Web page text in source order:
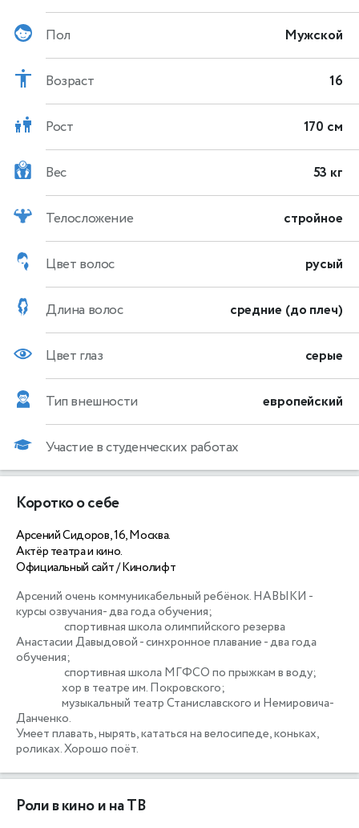
Пол Мужской
Возраст 16
Рост 170 см
Вес 53 кг
Телосложение стройное
Цвет волос русый
Длина волос средние (до плеч)
Цвет глаз серые
Тип внешности европейский
Участие в студенческих работах
Коротко о себе
Арсений Сидоров, 16, Москва.
Актёр театра и кино.
Официальный сайт / Кинолифт
Арсений очень коммуникабельный ребёнок. НАВЫКИ -
курсы озвучания- два года обучения;
Анастасии Давыдовой - синхронное плавание - два года
обучения;
Данченко.
Умеет плавать, нырять, кататься на велосипеде, коньках,
роликах. Хорошо поёт.
Роли в кино и на ТВ